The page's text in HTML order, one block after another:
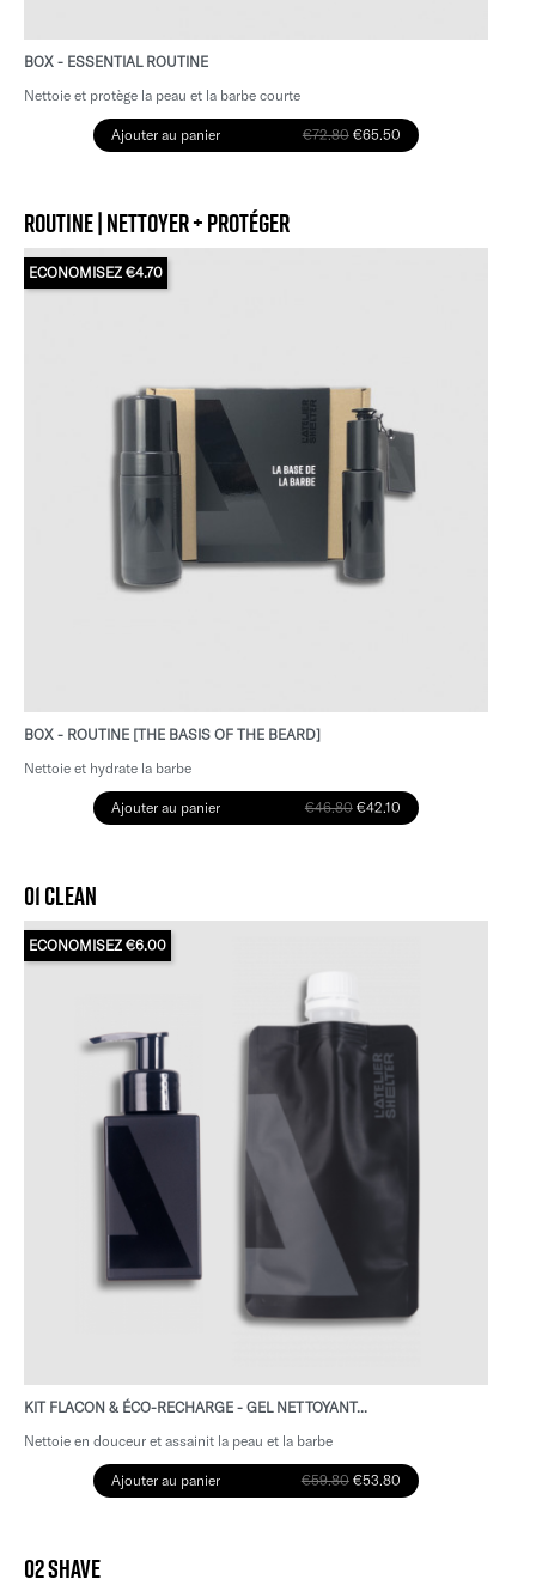
BOX - ESSENTIAL ROUTINE
Nettoie et protège la peau et la barbe courte
Ajouter au panier €72.80 €65.50
ROUTINE | NETTOYER + PROTÉGER
BOX - ROUTINE [THE BASIS OF THE BEARD]
ECONOMISEZ €4.70
Nettoie et hydrate la barbe
Ajouter au panier €46.80 €42.10
01 CLEAN
KIT FLACON & ÉCO-RECHARGE - GEL NETTOYANT...
ECONOMISEZ €6.00
Nettoie en douceur et assainit la peau et la barbe
Ajouter au panier €59.80 €53.80
02 SHAVE